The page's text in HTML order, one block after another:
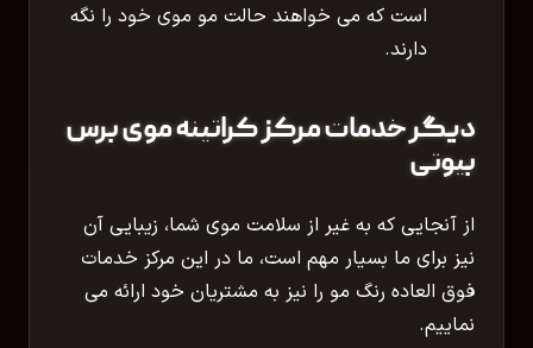
است که می خواهند حالت مو موی خود را نگه
دارند.
دیگر خدمات مرکز کراتینه موی برس
بیوتی
از آنجایی که به غیر از سلامت موی شما، زیبایی آن
نیز برای ما بسیار مهم است، ما در این مرکز خدمات
فوق العاده رنگ مو را نیز به مشتریان خود ارائه می
نماییم.